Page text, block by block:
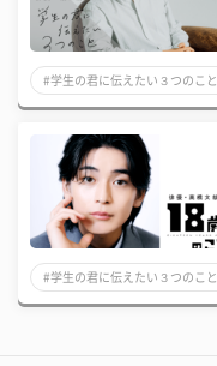
#学生の君に伝えたい３つのこと
#学生の君に伝えたい３つのこと